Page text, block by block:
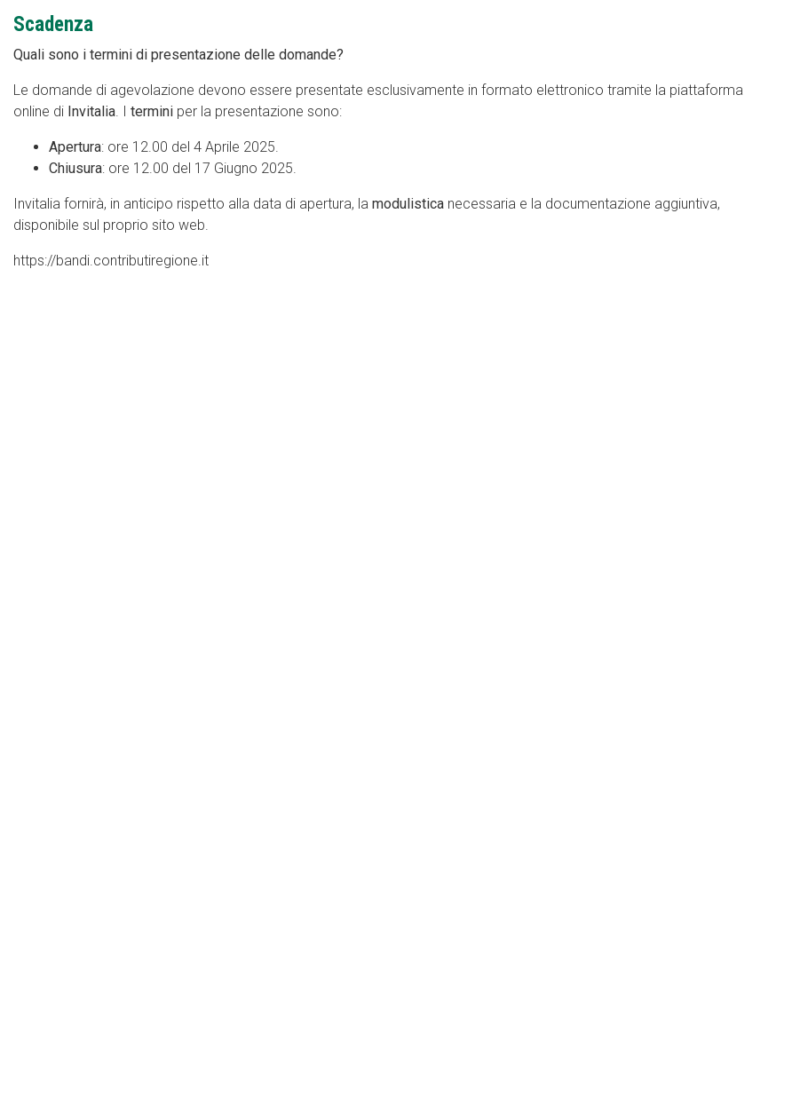
Scadenza
Quali sono i termini di presentazione delle domande?
Le domande di agevolazione devono essere presentate esclusivamente in formato elettronico tramite la piattaforma
online di Invitalia. I termini per la presentazione sono:
Apertura: ore 12.00 del 4 Aprile 2025.
Chiusura: ore 12.00 del 17 Giugno 2025.
Invitalia fornirà, in anticipo rispetto alla data di apertura, la modulistica necessaria e la documentazione aggiuntiva,
disponibile sul proprio sito web.
https://bandi.contributiregione.it